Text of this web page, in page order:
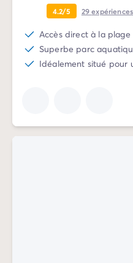
4.2/5 29
Accès direct à la plage
Superbe parc
Idéalement situé pour